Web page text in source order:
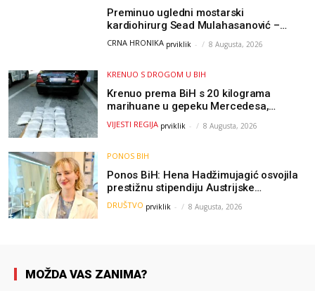
Preminuo ugledni mostarski
kardiohirurg Sead Mulahasanović –
kolege uputile emotivnu oproštajnu
CRNA HRONIKA prviklik - 8 Augusta, 2026
KRENUO S DROGOM U BIH
Krenuo prema BiH s 20 kilograma
marihuane u gepeku Mercedesa,
policija ga uhapsila na granici
VIJESTI REGIJA prviklik - 8 Augusta, 2026
PONOS BIH
Ponos BiH: Hena Hadžimujagić osvojila
prestižnu stipendiju Austrijske
akademije nauka, njeno istraživanje
moglo bi pomoći djeci širom svijeta
DRUŠTVO prviklik - 8 Augusta, 2026
MOŽDA VAS ZANIMA?